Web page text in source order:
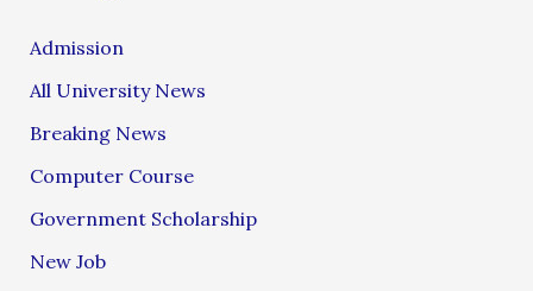
Admission
All University News
Breaking News
Computer Course
Government Scholarship
New Job